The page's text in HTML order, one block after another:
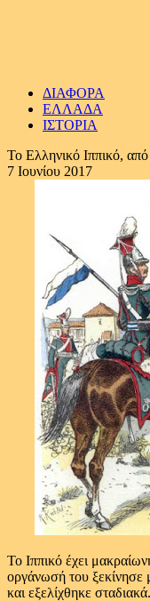
ΔΙΑΦΟΡΑ
ΕΛΛΑΔΑ
ΙΣΤΟΡΙΑ
Το Ελληνικό Ιππικό,
7 Ιουνίου 2017
Το Ιππικό έχει
οργάνωσή του ξεκίνησε
και εξελίχθηκε σταδιακά.